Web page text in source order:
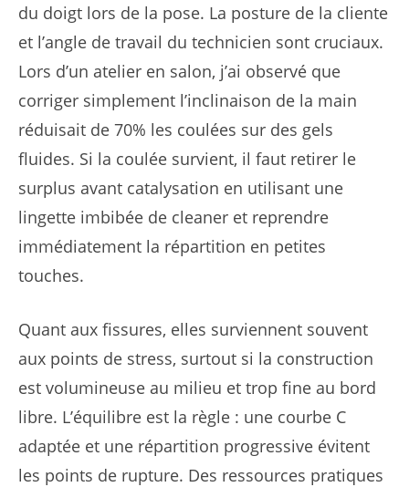
du doigt lors de la pose. La posture de la cliente
et l’angle de travail du technicien sont cruciaux.
Lors d’un atelier en salon, j’ai observé que
corriger simplement l’inclinaison de la main
réduisait de 70% les coulées sur des gels
fluides. Si la coulée survient, il faut retirer le
surplus avant catalysation en utilisant une
lingette imbibée de cleaner et reprendre
immédiatement la répartition en petites
touches.
Quant aux fissures, elles surviennent souvent
aux points de stress, surtout si la construction
est volumineuse au milieu et trop fine au bord
libre. L’équilibre est la règle : une courbe C
adaptée et une répartition progressive évitent
les points de rupture. Des ressources pratiques